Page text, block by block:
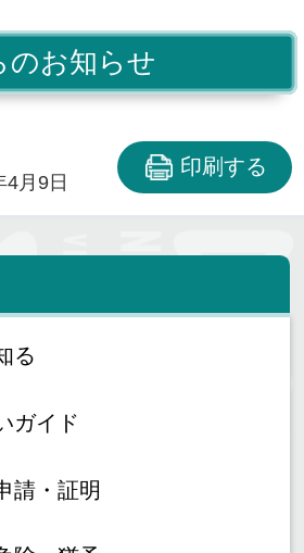
のお知らせ
4月9日
印刷する
る
ガイド
請・証明